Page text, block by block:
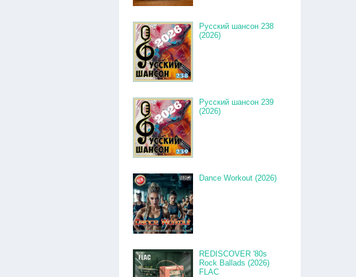
Русский шансон 238
(2026)
Русский шансон 239
(2026)
Dance Workout (2026)
REDISCOVER '80s
Rock Ballads (2026)
FLAC